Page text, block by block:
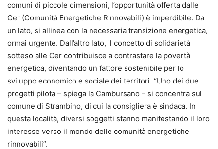
comuni di piccole dimensioni, l’opportunità offerta dalle
Cer (Comunità Energetiche Rinnovabili) è imperdibile. Da
un lato, si allinea con la necessaria transizione energetica,
ormai urgente. Dall’altro lato, il concetto di solidarietà
sotteso alle Cer contribuisce a contrastare la povertà
energetica, diventando un fattore sostenibile per lo
sviluppo economico e sociale dei territori. “Uno dei due
progetti pilota – spiega la Cambursano – si concentra sul
comune di Strambino, di cui la consigliera è sindaca. In
questa località, diversi soggetti stanno manifestando il loro
interesse verso il mondo delle comunità energetiche
rinnovabili”.